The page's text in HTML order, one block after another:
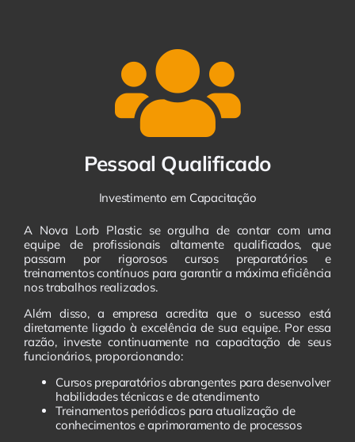
Pessoal Qualificado
Investimento em Capacitação
A Nova Lorb Plastic se orgulha de contar com uma
equipe de profissionais altamente qualificados, que
passam por rigorosos cursos preparatórios e
treinamentos contínuos para garantir a máxima eficiência
nos trabalhos realizados.
Além disso, a empresa acredita que o sucesso está
diretamente ligado à excelência de sua equipe. Por essa
razão, investe continuamente na capacitação de seus
funcionários, proporcionando:
Cursos preparatórios abrangentes para desenvolver
habilidades técnicas e de atendimento
Treinamentos periódicos para atualização de
conhecimentos e aprimoramento de processos